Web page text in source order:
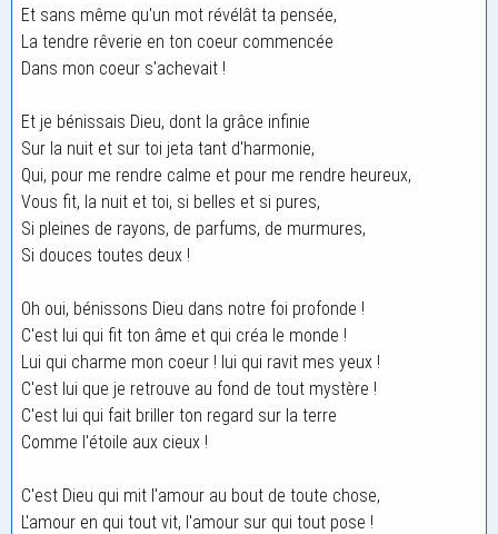
Et sans même qu'un mot révélât ta pensée,
La tendre rêverie en ton coeur commencée
Dans mon coeur s'achevait !
Et je bénissais Dieu, dont la grâce infinie
Sur la nuit et sur toi jeta tant d'harmonie,
Qui, pour me rendre calme et pour me rendre heureux,
Vous fit, la nuit et toi, si belles et si pures,
Si pleines de rayons, de parfums, de murmures,
Si douces toutes deux !
Oh oui, bénissons Dieu dans notre foi profonde !
C'est lui qui fit ton âme et qui créa le monde !
Lui qui charme mon coeur ! lui qui ravit mes yeux !
C'est lui que je retrouve au fond de tout mystère !
C'est lui qui fait briller ton regard sur la terre
Comme l'étoile aux cieux !
C'est Dieu qui mit l'amour au bout de toute chose,
L'amour en qui tout vit, l'amour sur qui tout pose !